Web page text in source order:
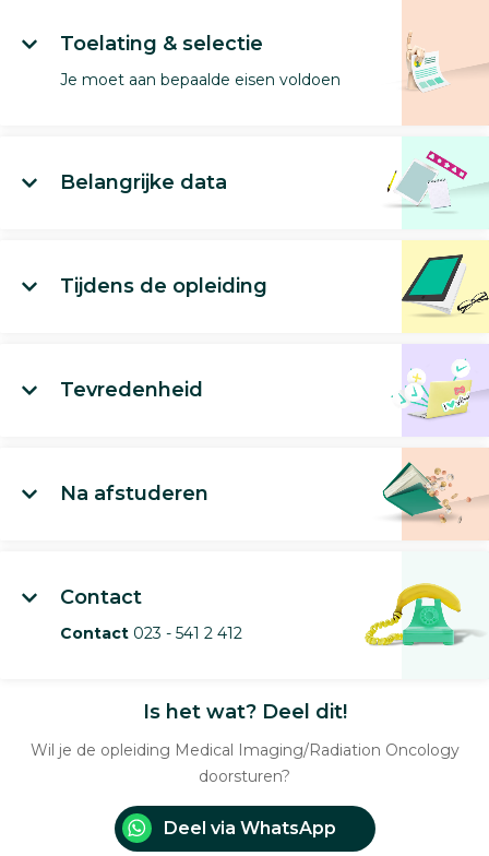
Toelating & selectie
Je moet aan bepaalde eisen voldoen
Belangrijke data
Tijdens de opleiding
Tevredenheid
Na afstuderen
Contact
Contact 023 - 541 2 412
Is het wat? Deel dit!
Wil je de opleiding Medical Imaging/Radiation Oncology
doorsturen?
Deel via WhatsApp